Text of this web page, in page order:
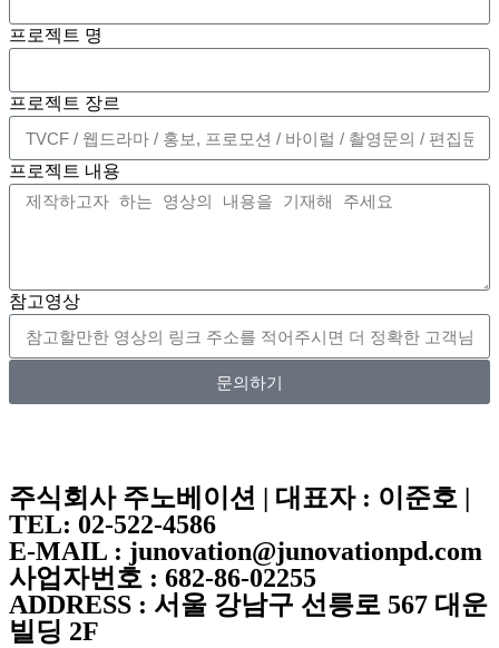
프로젝트 명
프로젝트 장르
프로젝트 내용
참고영상
문의하기
주식회사 주노베이션 | 대표자 : 이준호 |
TEL: 02-522-4586
E-MAIL : junovation@junovationpd.com
사업자번호 : 682-86-02255
ADDRESS : 서울 강남구 선릉로 567 대운
빌딩 2F